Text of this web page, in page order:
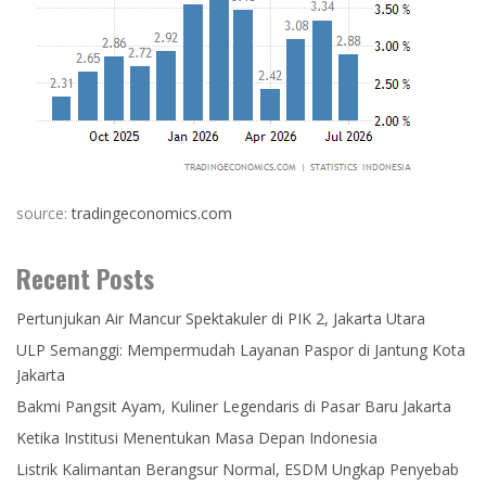
source:tradingeconomics.com
Recent Posts
Pertunjukan Air Mancur Spektakuler di PIK 2, Jakarta Utara
ULP Semanggi: Mempermudah Layanan Paspor di Jantung Kota
Jakarta
Bakmi Pangsit Ayam, Kuliner Legendaris di Pasar Baru Jakarta
Ketika Institusi Menentukan Masa Depan Indonesia
Listrik Kalimantan Berangsur Normal, ESDM Ungkap Penyebab